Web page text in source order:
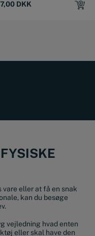
DKK
eller at få en snak
kan du besøge
vejledning hvad enten
eller skal have den